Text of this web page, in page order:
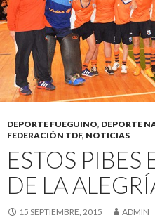
DEPORTE FUEGUINO, DEPORTE
FEDERACIÓN TDF, NOTICIAS
ESTOS PIBES
DE LA
15 SEPTIEMBRE, 2015 ADMIN